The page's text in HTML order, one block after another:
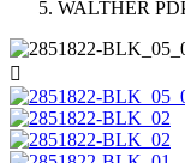
WALTHER
